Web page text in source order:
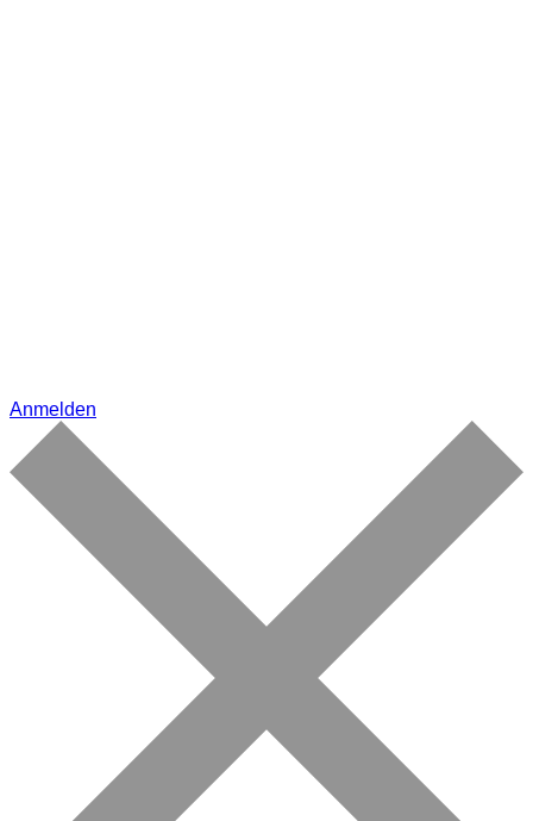
Anmelden